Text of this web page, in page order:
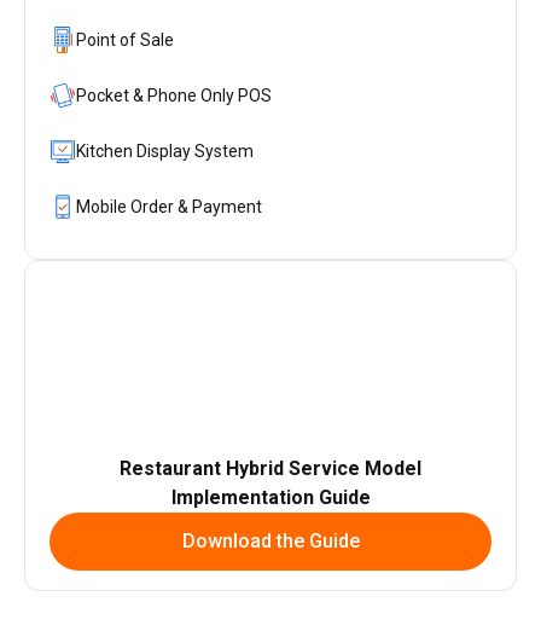
Point of Sale
Pocket & Phone Only POS
Kitchen Display System
Mobile Order & Payment
Restaurant Hybrid Service Model
Implementation Guide
Download the Guide